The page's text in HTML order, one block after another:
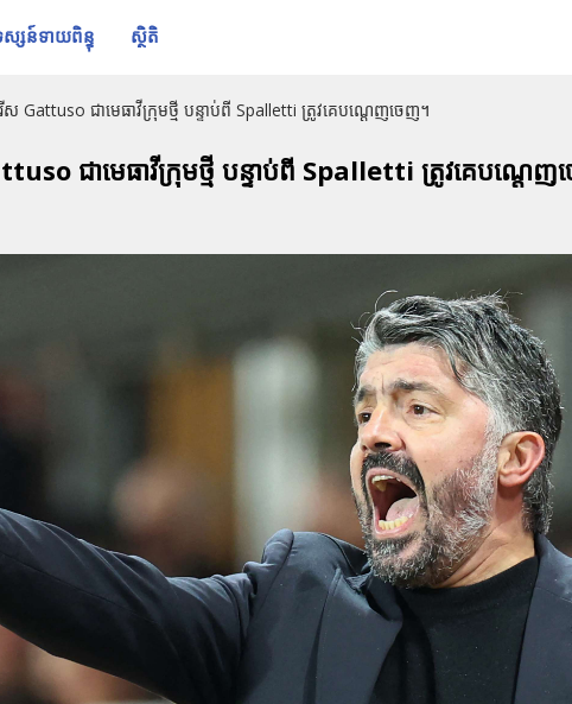
ស្សន៍ទាយពិន្ទុ ស្ថិតិ
Gattuso ជាមេធាវីក្រុមថ្មី បន្ទាប់ពី Spalletti ត្រូវគេបណ្ដេញចេញ។
ជាមេធាវីក្រុមថ្មី បន្ទាប់ពី Spalletti ត្រូវគេបណ្ដេញ